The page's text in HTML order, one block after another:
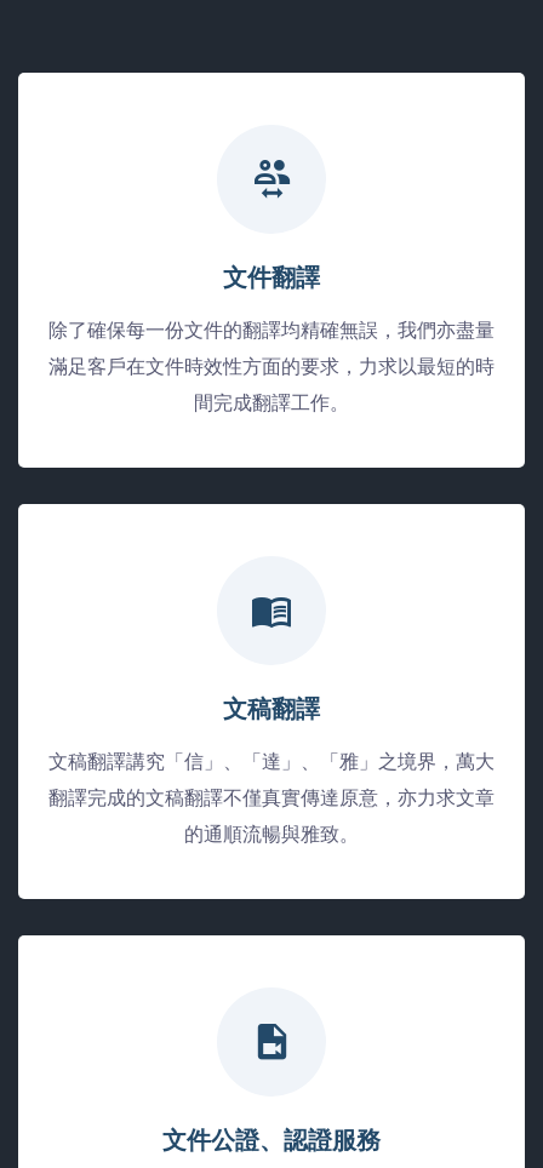
文件翻譯
除了確保每一份文件的翻譯均精確無誤，我們亦盡量
滿足客戶在文件時效性方面的要求，力求以最短的時
間完成翻譯工作。
文稿翻譯
文稿翻譯講究「信」、「達」、「雅」之境界，萬大
翻譯完成的文稿翻譯不僅真實傳達原意，亦力求文章
的通順流暢與雅致。
文件公證、認證服務